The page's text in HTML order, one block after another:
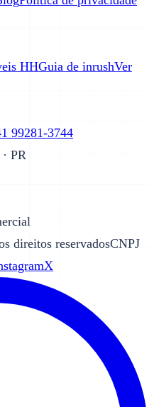
HHGuia de inrushVer
99281-3744
PR
direitos reservadosCNPJ
X